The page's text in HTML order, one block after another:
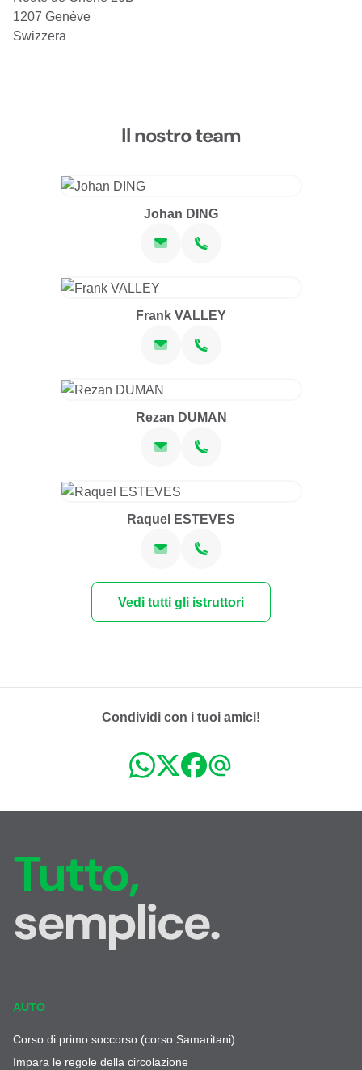
1207 Genève
Swizzera
Il nostro team
Johan DING
Frank VALLEY
Rezan DUMAN
Raquel ESTEVES
Vedi tutti gli istruttori
Condividi con i tuoi amici!
Tutto,
semplice.
AUTO
Corso di primo soccorso (corso Samaritani)
Impara le regole della circolazione